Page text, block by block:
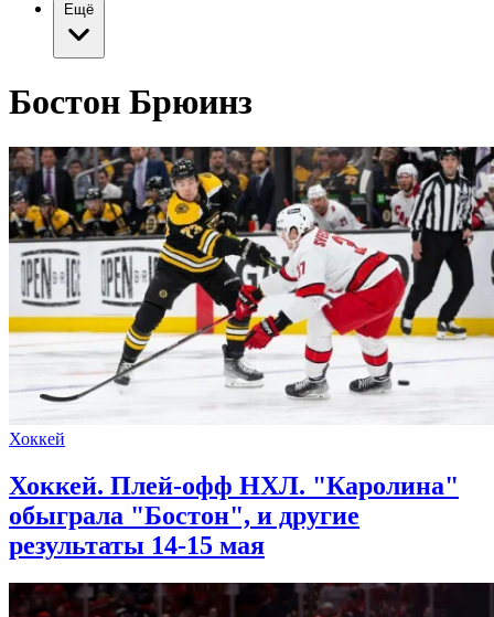
Ещё
Бостон Брюинз
Хоккей
Хоккей. Плей-офф НХЛ. "Каролина"
обыграла "Бостон", и другие
результаты 14-15 мая